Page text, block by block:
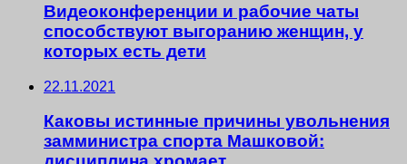
Видеоконференции и рабочие чаты
способствуют выгоранию женщин, у
которых есть дети
22.11.2021
Каковы истинные причины увольнения
замминистра спорта Машковой: